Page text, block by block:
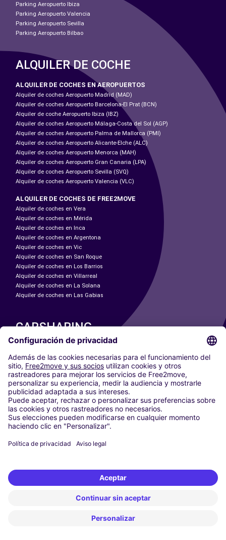
Parking Aeropuerto Ibiza
Parking Aeropuerto Valencia
Parking Aeropuerto Sevilla
Parking Aeropuerto Bilbao
ALQUILER DE COCHE
ALQUILER DE COCHES EN AEROPUERTOS
Alquiler de coches Aeropuerto Madrid (MAD)
Alquiler de coches Aeropuerto Barcelona-El Prat (BCN)
Alquiler de coche Aeropuerto Ibiza (IBZ)
Alquiler de coches Aeropuerto Málaga-Costa del Sol (AGP)
Alquiler de coches Aeropuerto Palma de Mallorca (PMI)
Alquiler de coches Aeropuerto Alicante-Elche (ALC)
Alquiler de coches Aeropuerto Menorca (MAH)
Alquiler de coches Aeropuerto Gran Canaria (LPA)
Alquiler de coches Aeropuerto Sevilla (SVQ)
Alquiler de coches Aeropuerto Valencia (VLC)
ALQUILER DE COCHES DE FREE2MOVE
Alquiler de coches en Vera
Alquiler de coches en Mérida
Alquiler de coches en Inca
Alquiler de coches en Argentona
Alquiler de coches en Vic
Alquiler de coches en San Roque
Alquiler de coches en Los Barrios
Alquiler de coches en Villarreal
Alquiler de coches en La Solana
Alquiler de coches en Las Gabias
CARSHARING
NUESTRAS CIUDADES
Paris
Madrid
Washington DC
Milán
Roma
Turín
Viena
Berlín
Düsseldorf